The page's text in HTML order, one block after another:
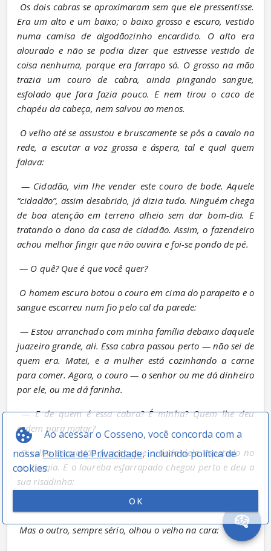
Ao acessar o Cosseno, você concorda com a
nossaPolítica de Privacidade, incluindo política de
cookies.
OK
Os dois cabras se aproximaram sem que ele pressentisse.
Era um alto e um baixo; o baixo grosso e escuro, vestido
numa camisa de algodãozinho encardido. O alto era
alourado e não se podia dizer que estivesse vestido de
coisa nenhuma, porque era farrapo só. O grosso na mão
trazia um couro de cabra, ainda pingando sangue,
esfolado que fora fazia pouco. E nem tirou o caco de
chapéu da cabeça, nem salvou ao menos.
O velho até se assustou e bruscamente se pôs a cavalo na
rede, a escutar a voz grossa e áspera, tal e qual quem
falava:
— Cidadão, vim lhe vender este couro de bode. Aquele
“cidadão”, assim desabrido, já dizia tudo. Ninguém chega
de boa atenção em terreno alheio sem dar bom-dia. E
tratando o dono da casa de cidadão. Assim, o fazendeiro
achou melhor fingir que não ouvira e foi-se pondo de pé.
— O quê? Que é que você quer?
O homem escuro botou o couro em cima do parapeito e o
sangue escorreu num fio pelo cal da parede:
— Estou arranchado com minha família debaixo daquele
juazeiro grande, ali. Essa cabra passou perto — não sei de
quem era. Matei, e a mulher está cozinhando a carne
para comer. Agora, o couro — o senhor ou me dá dinheiro
por ele, ou me dá farinha.
— E de quem é essa cabra? É minha? Quem lhe deu
ordem para matar?
O velho estava tão furioso que o dedo dele, espetado no
ar, tremia. E o loureba esfarrapado chegou perto e deu a
sua risadinha:
— Ninguém perguntou a ela o nome do dono...
Mas o outro, sempre sério, olhou o velho na cara: